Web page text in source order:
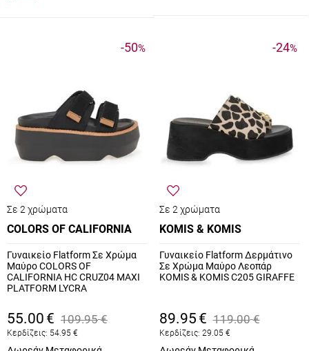
-50%
Σε 2 χρώματα
COLORS OF CALIFORNIA
Γυναικείο Flatform Σε Χρώμα
Μαύρο COLORS OF
CALIFORNIA HC CRUZ04 MAXI
PLATFORM LYCRA
55.00 € 109.95 €
Κερδίζεις: 54.95 €
-24%
Σε 2 χρώματα
KOMIS & KOMIS
Γυναικείο Flatform Δερμάτινο
Σε Χρώμα Μαύρο Λεοπάρ
KOMIS & KOMIS C205 GIRAFFE
89.95 € 119.00 €
Κερδίζεις: 29.05 €